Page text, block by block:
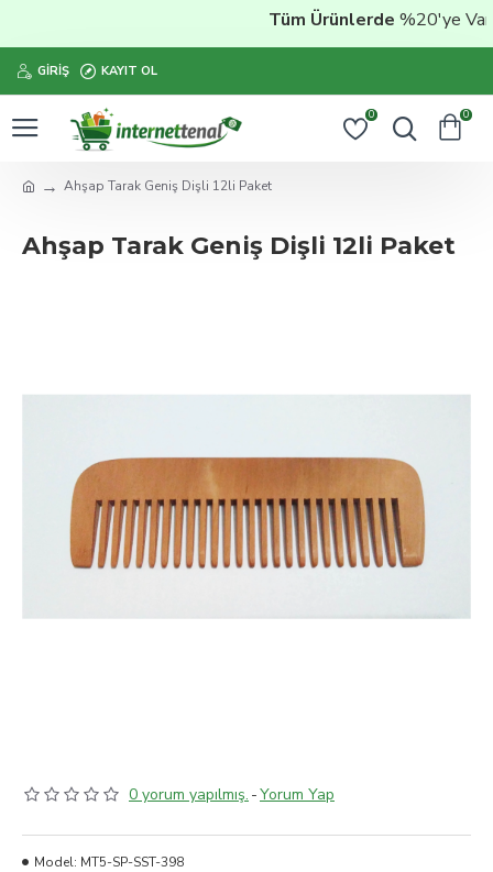
Tüm Ürünlerde%20'ye Varan
GIRIŞ KAYIT OL
0 0
Ahşap Tarak Geniş Dişli 12li Paket
Ahşap Tarak Geniş Dişli 12li Paket
0 yorum yapılmış. -Yorum Yap
Model: MT5-SP-SST-398